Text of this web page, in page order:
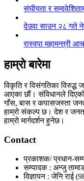
संघीयता र
देउवा साउन २८ गते
रास्वपा महामन्त्री
हाम्रो बारेमा
विकृति र विसंगतिका विरुद्ध
आएका छौं। संविधानले
गाँस, बास र कपासजस्ता
हाम्रो संकल्प छ। देश र
हाम्रो मार्गदर्शन हुनेछ।
Contact
प्रकाशक/ प्रधान-
सम्पादक : अन्जु
विज्ञापन : जेनि राई